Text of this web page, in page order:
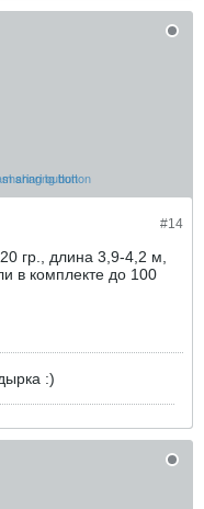
#14
гр., длина 3,9-4,2 м,
в комплекте до 100
:)